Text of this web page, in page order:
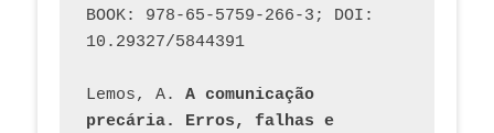
BOOK: 978-65-5759-266-3; DOI:
10.29327/5844391
Lemos, A. A comunicação
precária. Erros, falhas e